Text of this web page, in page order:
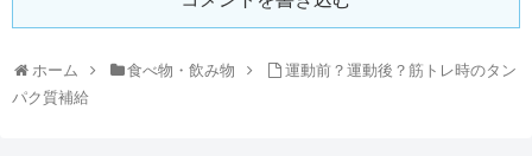
ホーム 食べ物・飲み物
運動前？運動後？筋トレ時のタン
パク質補給